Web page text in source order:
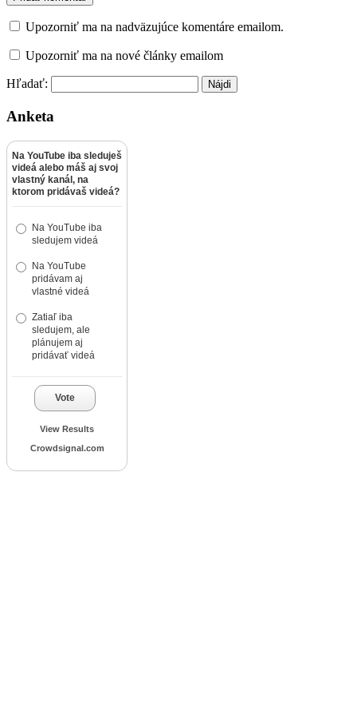
Upozorniť ma na nadväzujúce komentáre emailom.
Upozorniť ma na nové články emailom
Hľadať:
Anketa
Na YouTube iba sleduješ
videá alebo máš aj svoj
vlastný kanál, na
ktorom pridávaš videá?
Na YouTube iba
sledujem videá
Na YouTube
pridávam aj
vlastné videá
Zatiaľ iba
sledujem, ale
plánujem aj
pridávať videá
Vote
View Results
Crowdsignal.com